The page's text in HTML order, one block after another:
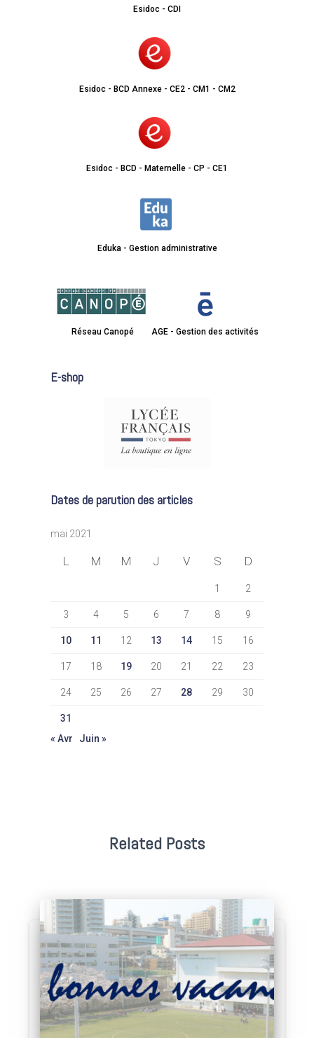
Esidoc - CDI
Esidoc - BCD Annexe - CE2 - CM1 - CM2
Esidoc - BCD - Maternelle - CP - CE1
Eduka - Gestion administrative
Réseau Canopé AGE - Gestion des activités
E-shop
Dates de parution des articles
mai 2021
L M M J V S D
1 2
3 4 5 6 7 8 9
10 11 12 13 14 15 16
17 18 19 20 21 22 23
24 25 26 27 28 29 30
31
« Avr
Juin »
Related Posts